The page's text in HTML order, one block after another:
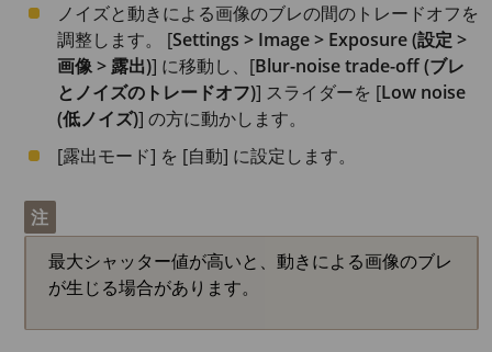
ノイズと動きによる画像のブレの間のトレードオフを
調整します。 [Settings > Image > Exposure (設定 >
画像 > 露出)] に移動し、[Blur-noise trade-off (ブレ
とノイズのトレードオフ)] スライダーを [Low noise
(低ノイズ)] の方に動かします。
[露出モード] を [自動] に設定します。
注
最大シャッター値が高いと、動きによる画像のブレ
が生じる場合があります。